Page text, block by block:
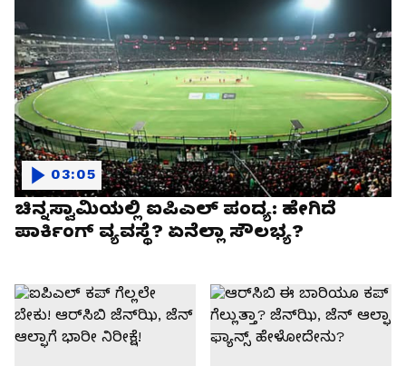
ಚಿನ್ನಸ್ವಾಮಿಯಲ್ಲಿ ಐಪಿಎಲ್‌ ಪಂದ್ಯ: ಹೇಗಿದೆ
ಪಾರ್ಕಿಂಗ್ ವ್ಯವಸ್ಥೆ? ಏನೆಲ್ಲಾ ಸೌಲಭ್ಯ?
03:05